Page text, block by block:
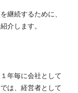
継続するために、
介します。
年毎に会社として
は、経営者として